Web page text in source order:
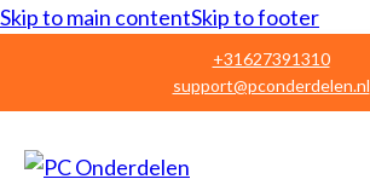
Skip to main contentSkip to footer
+31627391310
support@pconderdelen.nl